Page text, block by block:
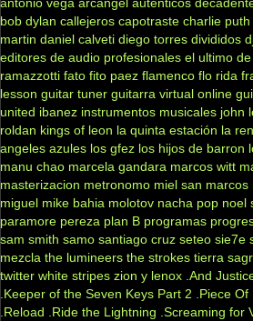
bob dylan callejeros capotraste charlie puth
martin daniel calveti diego torres divididos
editores de audio profesionales el ultimo
ramazzotti fato fito paez flamenco flo rida
lesson guitar tuner guitarra virtual online
united ibanez instrumentos musicales john
roldan kings of leon la quinta estación la
angeles azules los gfez los hijos de barron
manu chao marcela gandara marcos witt
masterizacion metronomo miel san marcos
miguel mike bahia molotov nacha pop noel
paramore pereza plan B programas
sam smith samo santiago cruz seteo sie7e
mezcla the lumineers the strokes tierra
twitter white stripes zion y lenox .And
.Keeper of the Seven Keys Part 2
.Piece Of
.Reload
.Ride the Lightning .Screaming for